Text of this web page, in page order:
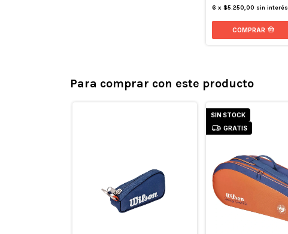
6 x$5.250,00 sin interés
COMPRAR
Para comprar con este producto
SIN STOCK
GRATIS